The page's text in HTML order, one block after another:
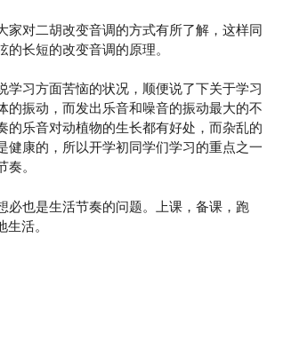
家对二胡改变音调的方式有所了解，这样同
长短的改变音调的原理。
学习方面苦恼的状况，顺便说了下关于学习
的振动，而发出乐音和噪音的振动最大的不
的乐音对动植物的生长都有好处，而杂乱的
健康的，所以开学初同学们学习的重点之一
。
必也是生活节奏的问题。上课，备课，跑
活。